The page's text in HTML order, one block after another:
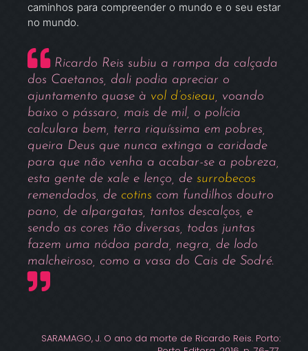
caminhos para compreender o mundo e o seu estar
no mundo.
Ricardo Reis subiu a rampa da calçada
dos Caetanos, dali podia apreciar o
ajuntamento quase à vol d’osieau, voando
baixo o pássaro, mais de mil, o polícia
calculara bem, terra riquíssima em pobres,
queira Deus que nunca extinga a caridade
para que não venha a acabar-se a pobreza,
esta gente de xale e lenço, de surrobecos
remendados, de cotins com fundilhos doutro
pano, de alpargatas, tantos descalços, e
sendo as cores tão diversas, todas juntas
fazem uma nódoa parda, negra, de lodo
malcheiroso, como a vasa do Cais de Sodré.
SARAMAGO, J. O ano da morte de Ricardo Reis. Porto: